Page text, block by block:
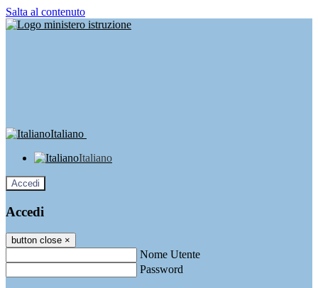
Salta al contenuto
Italiano
Italiano
Accedi
Accedi
button close ×
Nome Utente
Password